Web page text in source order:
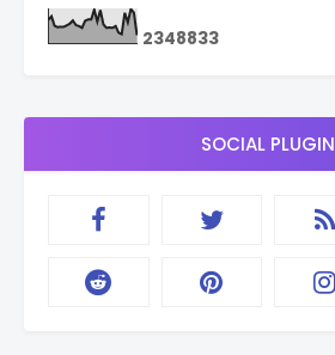
2348833
SOCIAL PLUGIN